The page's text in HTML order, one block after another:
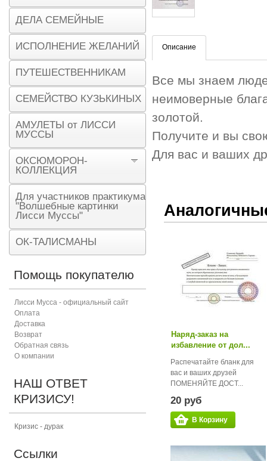
Описание
Все мы знаем
неимоверные
золотой.
Получите и вы
Для вас и ваших
Наряд-заказ на
избавление от дол...
Распечатайте бланк для
вас и ваших друзей
ПОМЕНЯЙТЕ ДОСТ...
20 руб
В Корзину
ДЕЛА СЕМЕЙНЫЕ
ИСПОЛНЕНИЕ ЖЕЛАНИЙ
ПУТЕШЕСТВЕННИКАМ
СЕМЕЙСТВО КУЗЬКИНЫХ
АМУЛЕТЫ от ЛИССИ
МУССЫ
ОКСЮМОРОН-
КОЛЛЕКЦИЯ
Для участников практикума
"Волшебные картинки
Лисси Муссы"
ОК-ТАЛИСМАНЫ
Помощь покупателю
Лисси Мусса - официальный сайт
Оплата
Доставка
Возврат
Обратная связь
О компании
НАШ ОТВЕТ
КРИЗИСУ!
Кризис - дурак
Ссылки